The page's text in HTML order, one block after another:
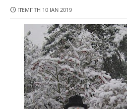
ΠΈΜΠΤΗ 10 ΙΑΝ 2019